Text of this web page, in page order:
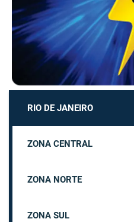
RIO DE JANEIRO
ZONA CENTRAL
ZONA NORTE
ZONA SUL